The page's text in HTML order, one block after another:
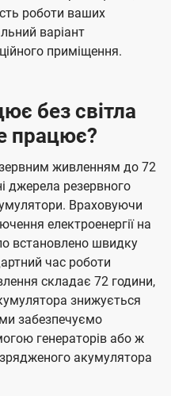
роботи ваших
варіант
приміщення.
без світла
працює?
живленням до 72
джерела резервного
Враховуючи
електроенергії на
встановлено швидку
час роботи
складає 72 години,
знижується
забезпечуємо
генераторів або ж
акумулятора